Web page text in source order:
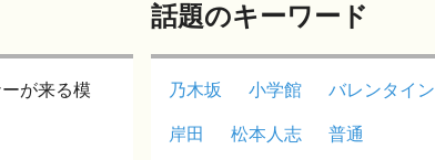
が来る模
話題のキーワード
乃木坂 小学館
バレンタイン
岸田
松本人志
普通